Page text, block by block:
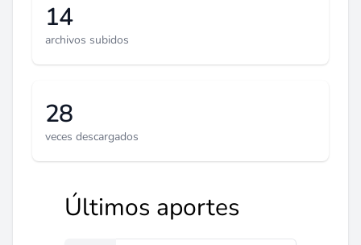
14
archivos subidos
28
veces descargados
Últimos aportes